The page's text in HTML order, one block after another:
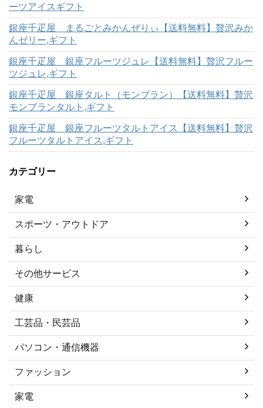
ーツアイスギフト
銀座千疋屋 まるごとみかんぜりぃ【送料無料】贅沢みか
んゼリー,ギフト
銀座千疋屋 銀座フルーツジュレ【送料無料】贅沢フルー
ツジュレ,ギフト
銀座千疋屋 銀座タルト（モンブラン）【送料無料】贅沢
モンブランタルト,ギフト
銀座千疋屋 銀座フルーツタルトアイス【送料無料】贅沢
フルーツタルトアイス,ギフト
カテゴリー
家電
スポーツ・アウトドア
暮らし
その他サービス
健康
工芸品・民芸品
パソコン・通信機器
ファッション
家電